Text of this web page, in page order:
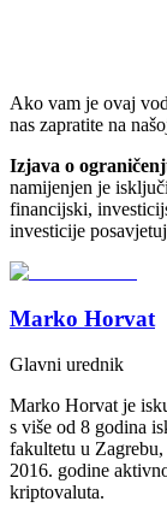
Ako vam je ovaj
nas zapratite na
Izjava o
namijenjen je
financijski,
investicije
Marko Horvat
Glavni urednik
Marko Horvat je
s više od 8 godina
fakultetu u
2016. godine
kriptovaluta.